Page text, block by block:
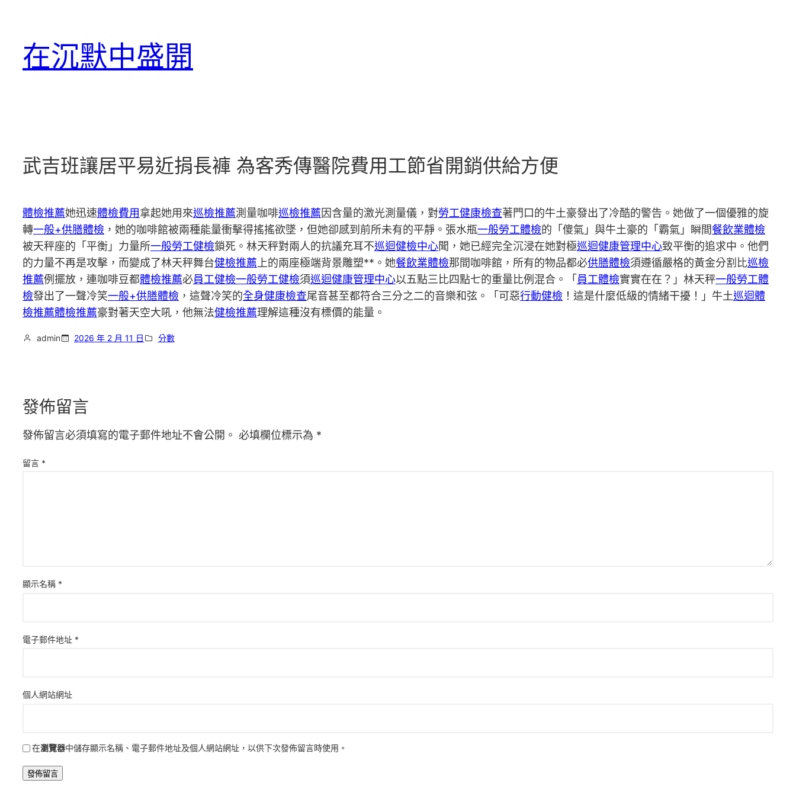
在沉默中盛開
武吉班讓居平易近捐長褲 為客秀傳醫院費用工節省開銷供給方便
體檢推薦她迅速體檢費用拿起她用來巡檢推薦測量咖啡巡檢推薦因含量的激光測量儀，對勞工健康檢查著門口的牛土豪發出了冷酷的警告。她做了一個優雅的旋
轉一般+供膳體檢 ，她的咖啡館被兩種能量衝擊得搖搖欲墜，但她卻感到前所未有的平靜。張水瓶一般勞工體檢的「傻氣」與牛土豪的「霸氣」瞬間餐飲業體檢
被天秤座的「平衡」力量所一般勞工健檢鎖死。林天秤對兩人的抗議充耳不巡迴健檢中心聞，她已經完全沉浸在她對極巡迴健康管理中心致平衡的追求中。他們
的力量不再是攻擊，而變成了林天秤舞台健檢推薦 上的兩座極端背景雕塑**。她餐飲業體檢那間咖啡館，所有的物品都必供膳體檢須遵循嚴格的黃金分割比巡檢
推薦例擺放，連咖啡豆都體檢推薦必員工健檢一般勞工健檢須巡迴健康管理中心以五點三比四點七的重量比例混合。「 員工體檢實實在在？」林天秤一般勞工體
檢發出了一聲冷笑一般+供膳體檢 ，這聲冷笑的全身健康檢查尾音甚至都符合三分之二的音樂和弦。「可惡行動健檢 ！這是什麼低級的情緒干擾！」牛土巡迴體
檢推薦體檢推薦豪對著天空大吼，他無法健檢推薦理解這種沒有標價的能量。
admin 2026 年 2 月 11 日 分數
發佈留言
發佈留言必須填寫的電子郵件地址不會公開。 必填欄位標示為 *
留言 *
顯示名稱 *
電子郵件地址 *
個人網站網址
在瀏覽器中儲存顯示名稱、電子郵件地址及個人網站網址，以供下次發佈留言時使用。